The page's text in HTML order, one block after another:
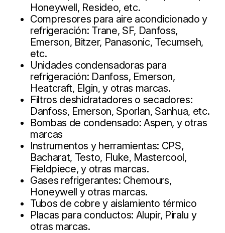
Honeywell, Resideo, etc.
Compresores para aire acondicionado y
refrigeración: Trane, SF, Danfoss,
Emerson, Bitzer, Panasonic, Tecumseh,
etc.
Unidades condensadoras para
refrigeración: Danfoss, Emerson,
Heatcraft, Elgin, y otras marcas.
Filtros deshidratadores o secadores:
Danfoss, Emerson, Sporlan, Sanhua, etc.
Bombas de condensado: Aspen, y otras
marcas
Instrumentos y herramientas: CPS,
Bacharat, Testo, Fluke, Mastercool,
Fieldpiece, y otras marcas.
Gases refrigerantes: Chemours,
Honeywell y otras marcas.
Tubos de cobre y aislamiento térmico
Placas para conductos: Alupir, Piralu y
otras marcas.